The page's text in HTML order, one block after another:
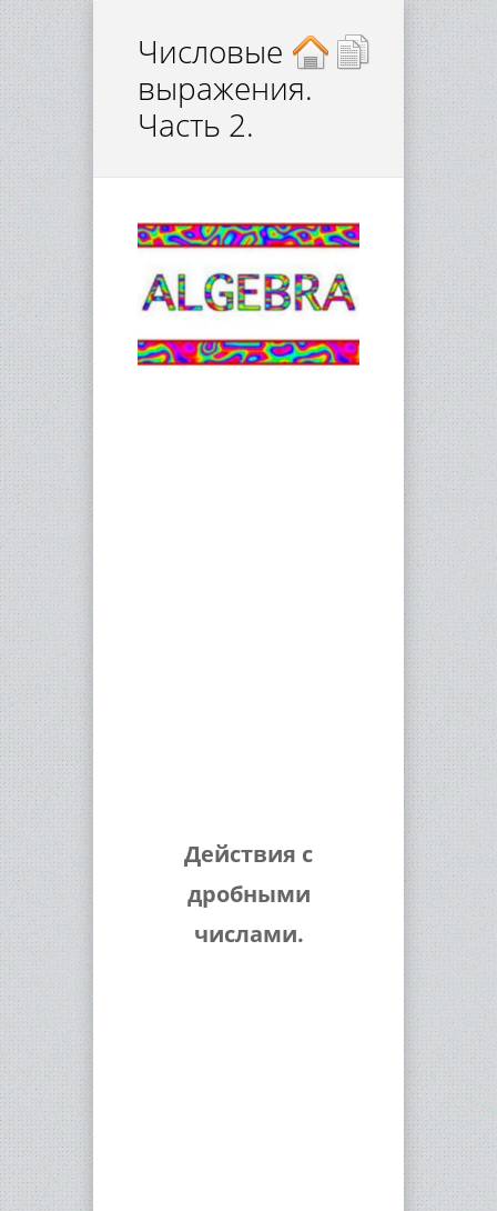
Числовые
выражения.
Часть 2.
Действия с
дробными
числами.